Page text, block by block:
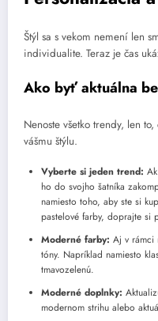
Štýl sa s vekom nemení len
individualite. Teraz je čas
Ako byť aktuálna
Nenoste všetko trendy, len
vášmu štýlu.
Vyberte si jeden trend:
ho do svojho šatníka
namiesto toho, aby ste si
pastelové farby, doprajte si
Moderné farby: Aj v rámci
tóny. Napríklad namiesto
tmavozelenú.
Moderné doplnky:
modernom strihu alebo